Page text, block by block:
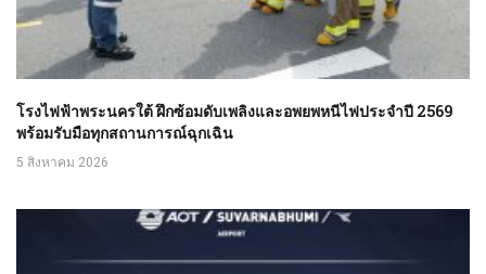
โรงไฟฟ้าพระนครใต้ ฝึกซ้อมดับเพลิงและอพยพหนีไฟประจำปี 2569
พร้อมรับมือทุกสถานการณ์ฉุกเฉิน
5 สิงหาคม 2026